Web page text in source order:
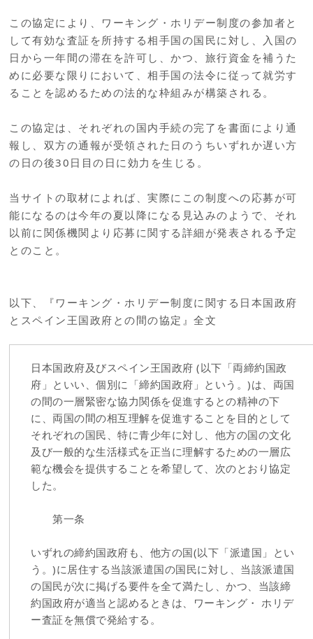
この協定により、ワーキング・ホリデー制度の参加者と
して有効な査証を所持する相手国の国民に対し、入国の
日から一年間の滞在を許可し、かつ、旅行資金を補うた
めに必要な限りにおいて、相手国の法令に従って就労す
ることを認めるための法的な枠組みが構築される。
この協定は、それぞれの国内手続の完了を書面により通
報し、双方の通報が受領された日のうちいずれか遅い方
の日の後30日目の日に効力を生じる。
当サイトの取材によれば、実際にこの制度への応募が可
能になるのは今年の夏以降になる見込みのようで、それ
以前に関係機関より応募に関する詳細が発表される予定
とのこと。
以下、『ワーキング・ホリデー制度に関する日本国政府
とスペイン王国政府との間の協定』全文
日本国政府及びスペイン王国政府 (以下「両締約国政
府」といい、個別に「締約国政府」という。)は、両国
の間の一層緊密な協力関係を促進するとの精神の下
に、両国の間の相互理解を促進することを目的として
それぞれの国民、特に青少年に対し、他方の国の文化
及び一般的な生活様式を正当に理解するための一層広
範な機会を提供することを希望して、次のとおり協定
した。
第一条
いずれの締約国政府も、他方の国(以下「派遣国」とい
う。)に居住する当該派遣国の国民に対し、当該派遣国
の国民が次に掲げる要件を全て満たし、かつ、当該締
約国政府が適当と認めるときは、ワーキング・ ホリデ
ー査証を無償で発給する。